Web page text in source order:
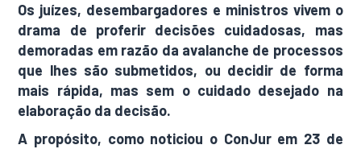
Os juízes, desembargadores e ministros vivem o
drama de proferir decisões cuidadosas, mas
demoradas em razão da avalanche de processos
que lhes são submetidos, ou decidir de forma
mais rápida, mas sem o cuidado desejado na
elaboração da decisão.
A propósito, como noticiou o ConJur em 23 de